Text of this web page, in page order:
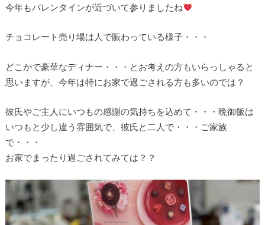
今年もバレンタインが近づいて参りましたね
チョコレート売り場は人で賑わっている様子・・・
どこかで豪華なディナー・・・とお考えの方もいらっしゃると
思いますが、今年は特にお家で過ごされる方も多いのでは？
彼氏やご主人にいつもの感謝の気持ちを込めて・・・晩御飯は
いつもと少し違う雰囲気で、彼氏と二人で・・・ご家族
で・・・
お家でまったり過ごされてみては？？